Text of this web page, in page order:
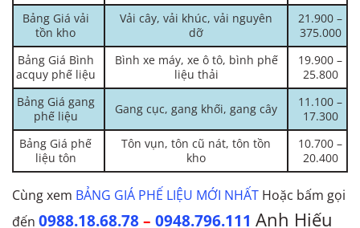
Bảng Giá vải
tồn kho
Vải cây, vải khúc, vải nguyên
dỡ
21.900 –
375.000
Bảng Giá Bình
acquy phế liệu
Bình xe máy, xe ô tô, bình phế
liệu thải
19.900 –
25.800
Bảng Giá gang
phế liệu
Gang cục, gang khối, gang cây
11.100 –
17.300
Bảng Giá phế
liệu tôn
Tôn vụn, tôn cũ nát, tôn tồn
kho
10.700 –
20.400
Cùng xem BẢNG GIÁ PHẾ LIỆU MỚI NHẤT Hoặc bấm gọi
đến 0988.18.68.78– 0948.796.111 Anh Hiếu